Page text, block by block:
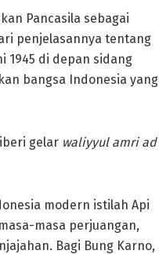
Pancasila sebagai
penjelasannya tentang
1945 di depan sidang
bangsa Indonesia yang
gelar waliyyul amri ad
modern istilah Api
masa perjuangan,
Bagi Bung Karno,